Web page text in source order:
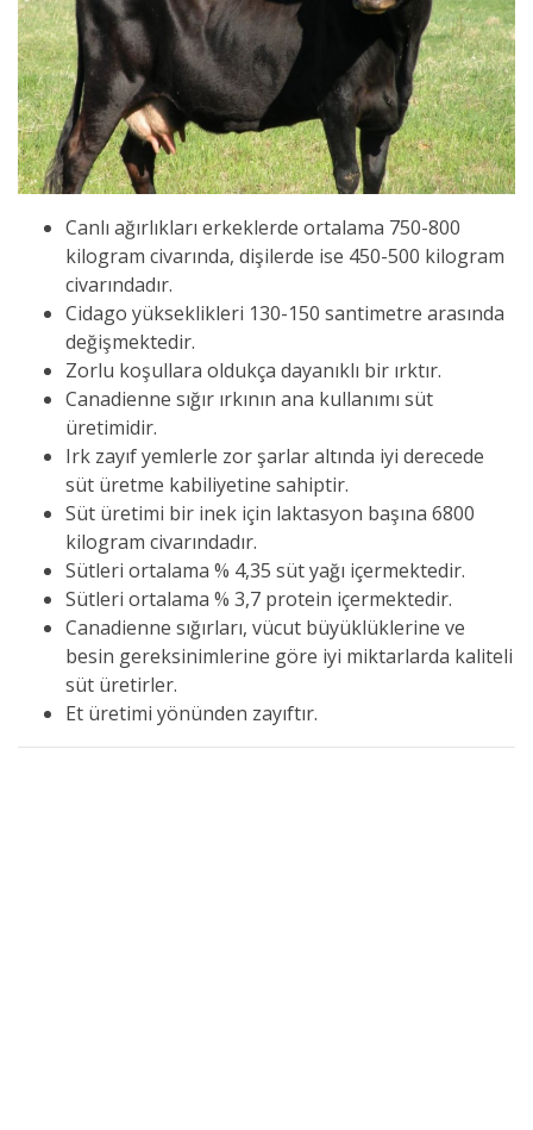
Canlı ağırlıkları erkeklerde ortalama 750-800
kilogram civarında, dişilerde ise 450-500 kilogram
civarındadır.
Cidago yükseklikleri 130-150 santimetre arasında
değişmektedir.
Zorlu koşullara oldukça dayanıklı bir ırktır.
Canadienne sığır ırkının ana kullanımı süt
üretimidir.
Irk zayıf yemlerle zor şarlar altında iyi derecede
süt üretme kabiliyetine sahiptir.
Süt üretimi bir inek için laktasyon başına 6800
kilogram civarındadır.
Sütleri ortalama % 4,35 süt yağı içermektedir.
Sütleri ortalama % 3,7 protein içermektedir.
Canadienne sığırları, vücut büyüklüklerine ve
besin gereksinimlerine göre iyi miktarlarda kaliteli
süt üretirler.
Et üretimi yönünden zayıftır.